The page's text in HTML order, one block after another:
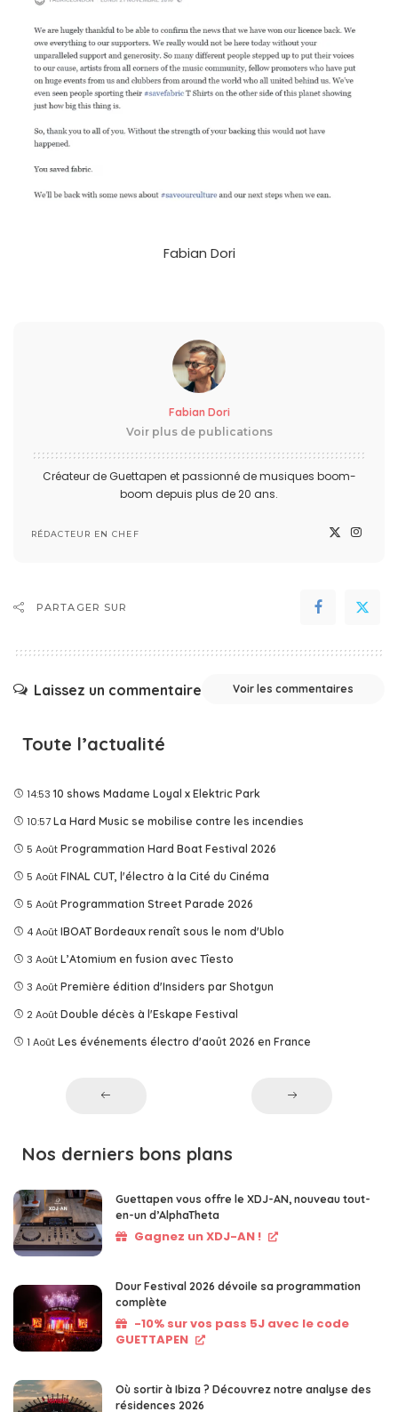
Fabian Dori
Fabian Dori
Voir plus de publications
Créateur de Guettapen et passionné de musiques boom-
boom depuis plus de 20 ans.
RÉDACTEUR EN CHEF
PARTAGER SUR
Laissez un commentaire Voir les commentaires
Toute l’actualité
14:53 10 shows Madame Loyal x Elektric Park
10:57 La Hard Music se mobilise contre les incendies
5 Août Programmation Hard Boat Festival 2026
5 Août FINAL CUT, l'électro à la Cité du Cinéma
5 Août Programmation Street Parade 2026
4 Août IBOAT Bordeaux renaît sous le nom d'Ublo
3 Août L’Atomium en fusion avec Tîesto
3 Août Première édition d'Insiders par Shotgun
2 Août Double décès à l'Eskape Festival
1 Août Les événements électro d'août 2026 en France
Nos derniers bons plans
Guettapen vous offre le XDJ-AN, nouveau tout-
en-un d’AlphaTheta
Gagnez un XDJ-AN !
Dour Festival 2026 dévoile sa programmation
complète
-10% sur vos pass 5J avec le code
GUETTAPEN
Où sortir à Ibiza ? Découvrez notre analyse des
résidences 2026